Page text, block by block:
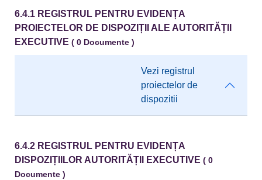
6.4.1 REGISTRUL PENTRU EVIDENȚA
PROIECTELOR DE DISPOZIȚII ALE AUTORITĂȚII
EXECUTIVE ( 0 Documente )
Vezi registrul
proiectelor de
dispozitii
6.4.2 REGISTRUL PENTRU EVIDENȚA
DISPOZIȚIILOR AUTORITĂȚII EXECUTIVE ( 0
Documente )